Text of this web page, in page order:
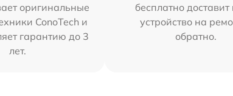
оригинальные
ConoTech и
гарантию до 3
лет.
бесплатно
устройство на
обратно.